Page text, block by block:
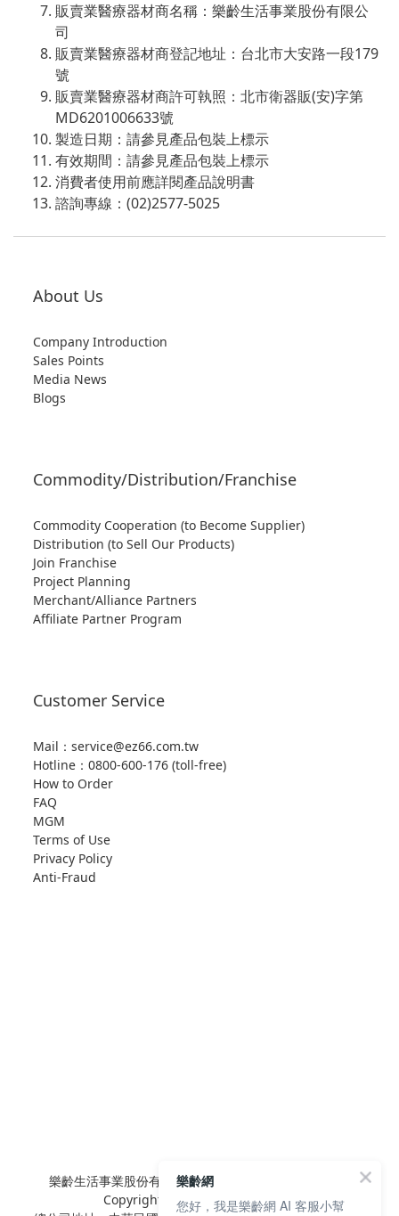
販賣業醫療器材商名稱：樂齡生活事業股份有限公
司
販賣業醫療器材商登記地址：台北市大安路一段179
號
販賣業醫療器材商許可執照：北市衛器販(安)字第
MD6201006633號
製造日期：請參見產品包裝上標示
有效期間：請參見產品包裝上標示
消費者使用前應詳閱產品說明書
諮詢專線：(02)2577-5025
About Us
Company Introduction
Sales Points
Media News
Blogs
Commodity/Distribution/Franchise
Commodity Cooperation (to Become Supplier)
Distribution (to Sell Our Products)
Join Franchise
Project Planning
Merchant/Alliance Partners
Affiliate Partner Program
Customer Service
Mail：service@ez66.com.tw
Hotline： 0800-600-176 (toll-free)
How to Order
FAQ
MGM
Terms of Use
Privacy Policy
Anti-Fraud
樂齡生活事業股份有限公司 L'elan Enterprise CO.,Ltd.
Copyright© All Rights Reserved.
樂齡網
您好，我是樂齡網 AI 客服小幫